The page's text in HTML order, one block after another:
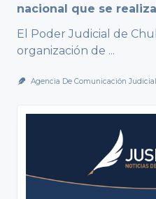
nacional que se
El Poder Judicial de
organización de ...
Agencia De Comunicación Judicial